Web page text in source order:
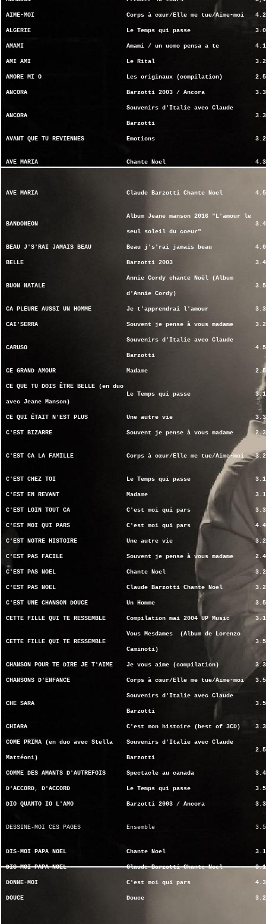
AIME-MOI Corps à cœur/Elle me tue/Aime-moi
ALGERIE Le Temps qui passe
AMAMI Amami / un uomo pensa a te
AMI AMI Le Rital
AMORE MI O Les originaux (compilation)
ANCORA Barzotti 2003 / Ancora
ANCORA
Souvenirs d'Italie avec Claude
Barzotti
AVANT QUE TU REVIENNES Emotions
AVE MARIA Chante Noel
AVE MARIA Claude Barzotti Chante Noel
BANDONEON
Album Jeane manson 2016 "L'amour le
seul soleil du coeur"
BEAU J'S'RAI JAMAIS BEAU Beau j's'rai jamais beau
BELLE Barzotti 2003
BUON NATALE
Annie Cordy chante Noël (Album
d'Annie Cordy)
CA PLEURE AUSSI UN HOMME Je t'apprendrai l'amour
CAI'SERRA Souvent je pense à vous madame
CARUSO
Souvenirs d'Italie avec Claude
Barzotti
CE GRAND AMOUR Madame
CE QUE TU DOIS ÊTRE BELLE (en duo
avec Jeane Manson)
Le Temps qui passe
CE QUI ÉTAIT N'EST PLUS Une autre vie
C'EST BIZARRE Souvent je pense à vous madame
C'EST CA LA FAMILLE Corps à cœur/Elle me tue/Aime-moi
C'EST CHEZ TOI Le Temps qui passe
C'EST EN REVANT Madame
C'EST LOIN TOUT CA C'est moi qui pars
C'EST MOI QUI PARS C'est moi qui pars
C'EST NOTRE HISTOIRE Une autre vie
C'EST PAS FACILE Souvent je pense à vous madame
C'EST PAS NOEL Chante Noel
C'EST PAS NOEL Claude Barzotti Chante Noel
C'EST UNE CHANSON DOUCE Un Homme
CETTE FILLE QUI TE RESSEMBLE Compilation mai 2004 UP Music
CETTE FILLE QUI TE RESSEMBLE
Vous Mesdames (Album de Lorenzo
Caminoti)
CHANSON POUR TE DIRE JE T'AIME Je vous aime (compilation)
CHANSONS D'ENFANCE Corps à cœur/Elle me tue/Aime-moi
CHE SARA
Souvenirs d'Italie avec Claude
Barzotti
CHIARA C'est mon histoire (best of 3CD)
COME PRIMA (en duo avec Stella
Mattéoni)
Souvenirs d'Italie avec Claude
Barzotti
COMME DES AMANTS D'AUTREFOIS Spectacle au canada
D'ACCORD, D'ACCORD Le Temps qui passe
DIO QUANTO IO L'AMO Barzotti 2003 / Ancora
DESSINE-MOI CES PAGES Ensemble
DIS-MOI PAPA NOEL Chante Noel
DIS-MOI PAPA NOEL Claude Barzotti Chante Noel
DONNE-MOI C'est moi qui pars
DOUCE Douce